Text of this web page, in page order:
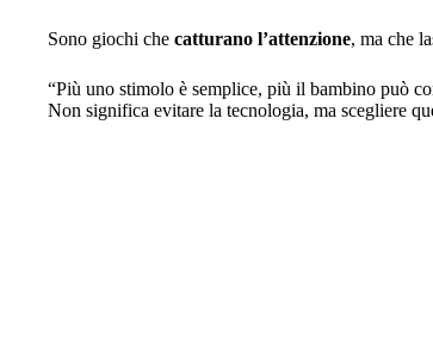
Sono giochi che catturano l’attenzione, ma che
“Più uno stimolo è semplice, più il bambino può
Non significa evitare la tecnologia, ma scegliere